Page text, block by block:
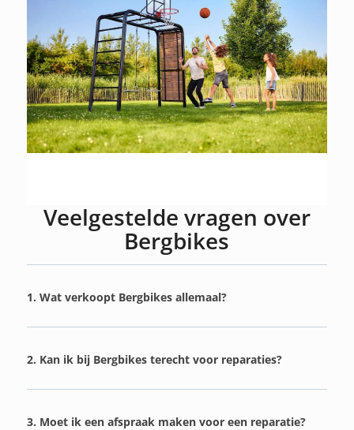
Veelgestelde vragen over
Bergbikes
1. Wat verkoopt Bergbikes allemaal?
2. Kan ik bij Bergbikes terecht voor reparaties?
3. Moet ik een afspraak maken voor een reparatie?